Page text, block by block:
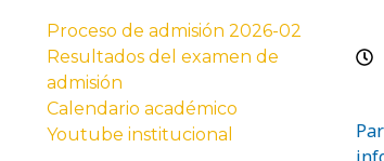
Proceso de admisión 2026-02
Resultados del examen de
admisión
Calendario académico
Youtube institucional